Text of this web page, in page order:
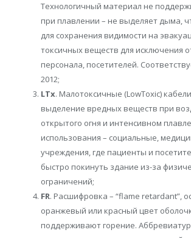
Технологичный материал не
при плавлении – не выделяет дыма,
для сохранения видимости на
токсичных веществ для исключения
персонала, посетителей.
2012;
LTx. Малотоксичные (LowToxic)
выделение вредных веществ при
открытого огня и интенсивном
использования – социальные,
учреждения, где пациенты и
быстро покинуть здание из-за
ограничений;
FR. Расшифровка – “flame retardant”,
оранжевый или красный цвет
поддерживают горение.